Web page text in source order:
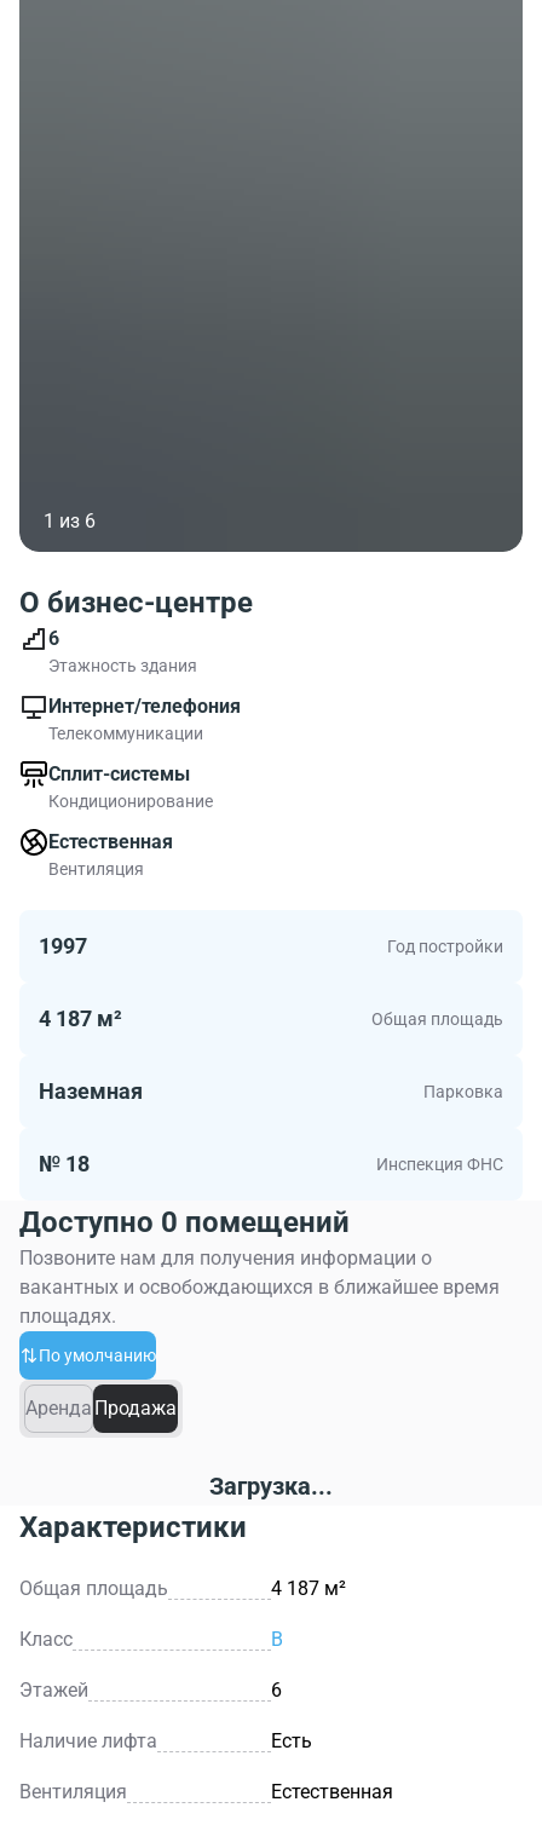
1 из 6
О бизнес-центре
6
Этажность здания
Интернет/телефония
Телекоммуникации
Сплит-системы
Кондиционирование
Естественная
Вентиляция
1997 Год постройки
4 187 м² Общая площадь
Наземная Парковка
№ 18 Инспекция ФНС
Доступно 0 помещений
Позвоните нам для получения информации о
вакантных и освобождающихся в ближайшее время
площадях.
По умолчанию
Аренда Продажа
Загрузка...
Характеристики
Общая площадь 4 187 м²
Класс B
Этажей 6
Наличие лифта Есть
Вентиляция Естественная